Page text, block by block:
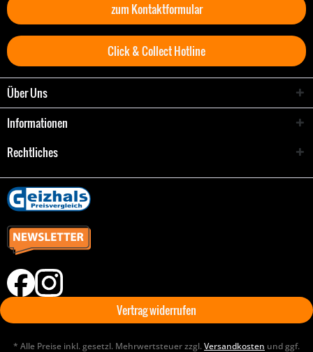
zum Kontaktformular
Click & Collect Hotline
Über Uns
Informationen
Rechtliches
Vertrag widerrufen
* Alle Preise inkl. gesetzl. Mehrwertsteuer zzgl.Versandkosten und ggf.